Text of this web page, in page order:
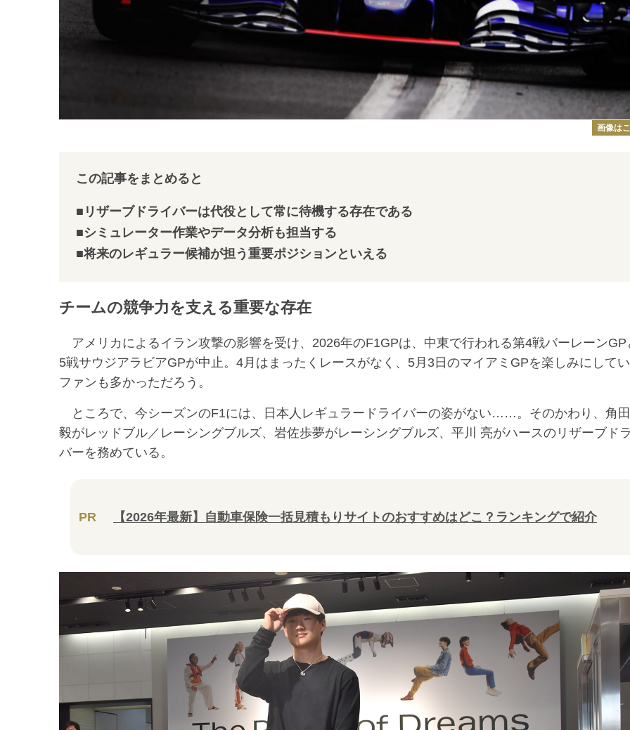
画像は
この記事をまとめると
■リザーブドライバーは代役として常に待機する存在である
■シミュレーター作業やデータ分析も担当する
■将来のレギュラー候補が担う重要ポジションといえる
チームの競争力を支える重要な存在
アメリカによるイラン攻撃の影響を受け、2026年のF1GPは、中東で行われる第4戦バーレーンGP
5戦サウジアラビアGPが中止。4月はまったくレースがなく、5月3日のマイアミGPを楽しみにして
ファンも多かっただろう。
ところで、今シーズンのF1には、日本人レギュラードライバーの姿がない……。そのかわり、角
毅がレッドブル／レーシングブルズ、岩佐歩夢がレーシングブルズ、平川 亮がハースのリザーブド
バーを務めている。
PR 【2026年最新】自動車保険一括見積もりサイトのおすすめはどこ？ランキングで紹介